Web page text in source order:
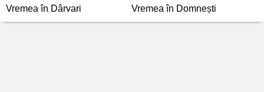
Vremea în Dârvari Vremea în Domnești